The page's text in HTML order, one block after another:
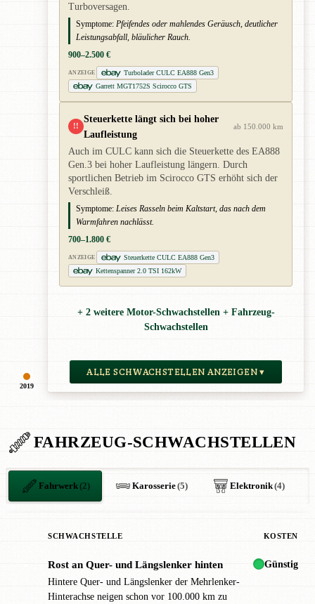
2019
Turboversagen.
Symptome: Pfeifendes oder mahlendes Geräusch, deutlicher
Leistungsabfall, bläulicher Rauch.
900–2.500 €
ANZEIGE
Turbolader CULC EA888 Gen3
Garrett MGT1752S Scirocco GTS
!!
Steuerkette längt sich bei hoher
Laufleistung
ab 150.000 km
Auch im CULC kann sich die Steuerkette des EA888
Gen.3 bei hoher Laufleistung längern. Durch
sportlichen Betrieb im Scirocco GTS erhöht sich der
Verschleiß.
Symptome: Leises Rasseln beim Kaltstart, das nach dem
Warmfahren nachlässt.
700–1.800 €
ANZEIGE
Steuerkette CULC EA888 Gen3
Kettenspanner 2.0 TSI 162kW
+ 2 weitere Motor-Schwachstellen + Fahrzeug-
Schwachstellen
ALLE SCHWACHSTELLEN ANZEIGEN ▾
FAHRZEUG-SCHWACHSTELLEN
Fahrwerk(2) Karosserie(5) Elektronik(4)
SCHWACHSTELLE KOSTEN
Rost an Quer- und Längslenker hinten
Hintere Quer- und Längslenker der Mehrlenker-
Hinterachse neigen schon vor 100.000 km zu
Günstig